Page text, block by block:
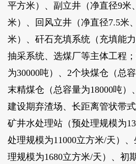
平方米）、副立井（净直径9米
米）、回风立井（净直径7.5米
米）、矸石充填系统（充填能
抽采系统、选煤厂等主体工程
为30000吨）、2个块煤仓（总
末精煤仓（总容量为18000吨）
建设期弃渣场、长距离管状带
矿井水处理站（预处理规模为
处理规模为11000立方米/天）
理规模为1680立方米/天）、初